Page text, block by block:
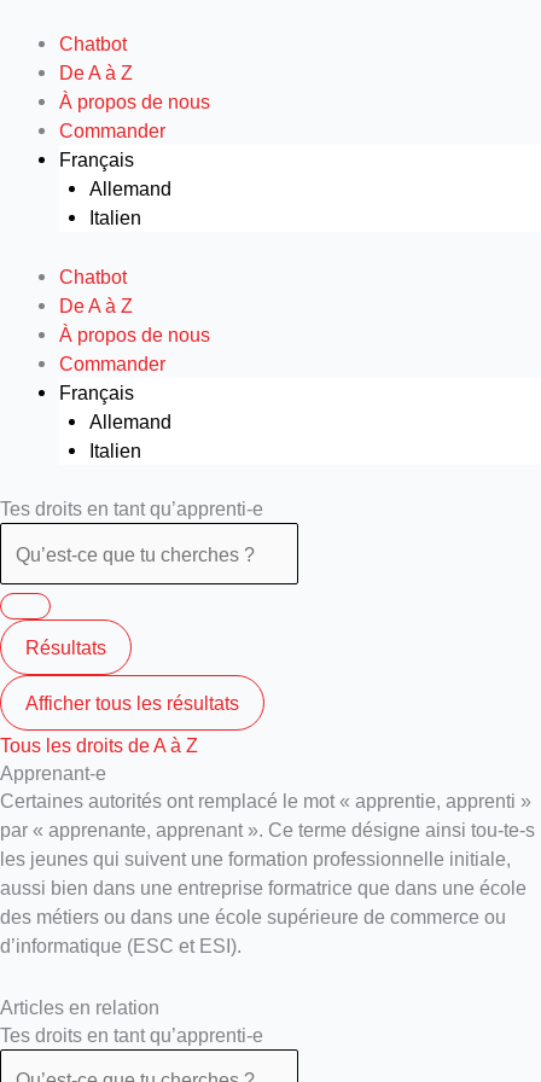
contenu
Chatbot
De A à Z
À propos de nous
Commander
Français
Allemand
Italien
Chatbot
De A à Z
À propos de nous
Commander
Français
Allemand
Italien
Tes droits en tant qu’apprenti-e
Search
Résultats
Afficher tous les résultats
Tous les droits de A à Z
Apprenant-e
Certaines autorités ont remplacé le mot « apprentie, apprenti »
par « apprenante, apprenant ». Ce terme désigne ainsi tou-te-s
les jeunes qui suivent une formation professionnelle initiale,
aussi bien dans une entreprise formatrice que dans une école
des métiers ou dans une école supérieure de commerce ou
d’informatique (ESC et ESI).
Articles en relation
Tes droits en tant qu’apprenti-e
Search